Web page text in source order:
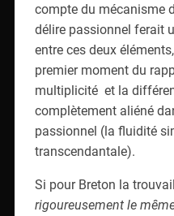
compte du mécanisme
délire passionnel ferait
entre ces deux
premier moment du
multiplicité et la
complètement aliéné
passionnel (la fluidité
transcendantale).
Si pour Breton la
rigoureusement le